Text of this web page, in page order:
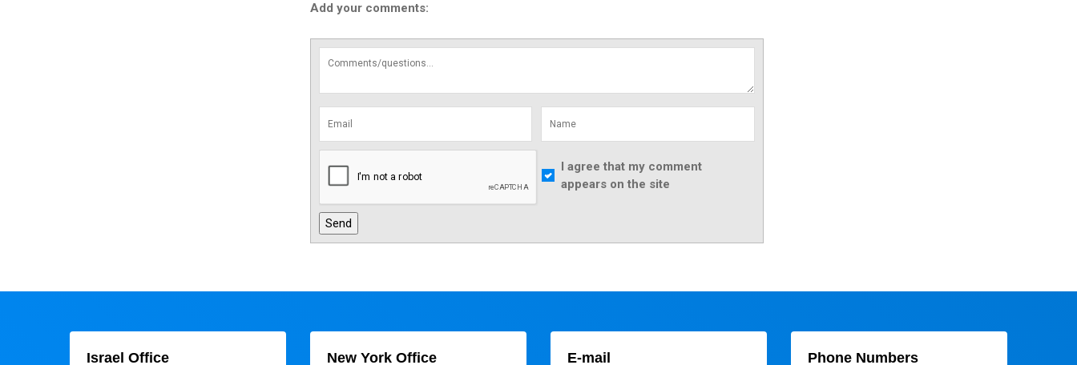
Add your comments:
I agree that my comment
appears on the site
Israel Office New York Office E-mail Phone Numbers